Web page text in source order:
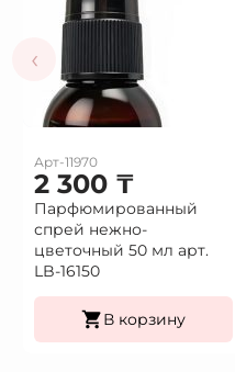
‹
Арт-11970
2 300 ₸
Парфюмированный
спрей нежно-
цветочный 50 мл арт.
LB-16150
В корзину